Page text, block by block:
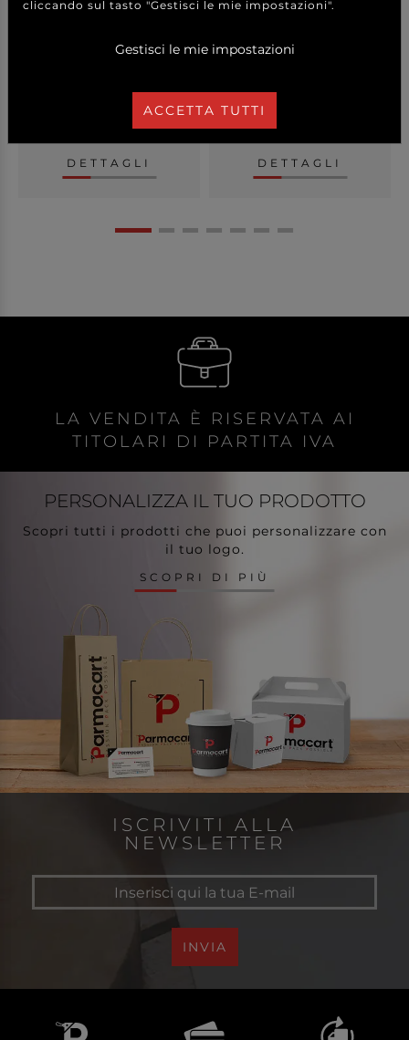
2,00 €
A CONFEZIONE
DETTAGLI
Biglietto colore avorio,
a partire da
A CONFEZIONE
DETTAGLI
LA VENDITA È RISERVATA AI
TITOLARI DI PARTITA IVA
PERSONALIZZA IL TUO PRODOTTO
Scopri tutti i prodotti che puoi personalizzare con
il tuo logo.
SCOPRI DI PIÙ
ISCRIVITI ALLA
NEWSLETTER
INVIA
cliccando sul tasto "Gestisci le mie impostazioni".
Gestisci le mie impostazioni
ACCETTA TUTTI